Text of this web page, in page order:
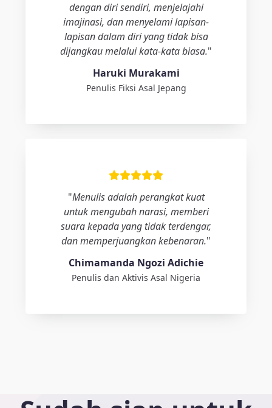
dengan diri sendiri, menjelajahi
imajinasi, dan menyelami lapisan-
lapisan dalam diri yang tidak bisa
dijangkau melalui kata-kata biasa."
Haruki Murakami
Penulis Fiksi Asal Jepang
"Menulis adalah perangkat kuat
untuk mengubah narasi, memberi
suara kepada yang tidak terdengar,
dan memperjuangkan kebenaran."
Chimamanda Ngozi Adichie
Penulis dan Aktivis Asal Nigeria